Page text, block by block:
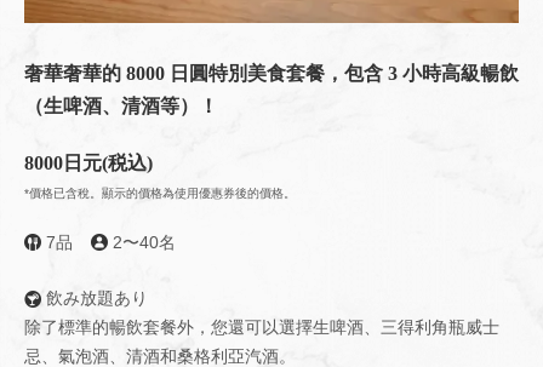
奢華奢華的 8000 日圓特別美食套餐，包含 3 小時高級暢飲
（生啤酒、清酒等）！
8000日元(税込)
*價格已含稅。顯示的價格為使用優惠券後的價格。
7品 2〜40名
飲み放題あり
除了標準的暢飲套餐外，您還可以選擇生啤酒、三得利角瓶威士
忌、氣泡酒、清酒和桑格利亞汽酒。